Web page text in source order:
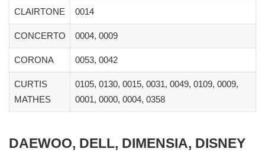
CLAIRTONE 0014
CONCERTO 0004, 0009
CORONA 0053, 0042
CURTIS
MATHES
0105, 0130, 0015, 0031, 0049, 0109, 0009,
0001, 0000, 0004, 0358
DAEWOO, DELL, DIMENSIA, DISNEY